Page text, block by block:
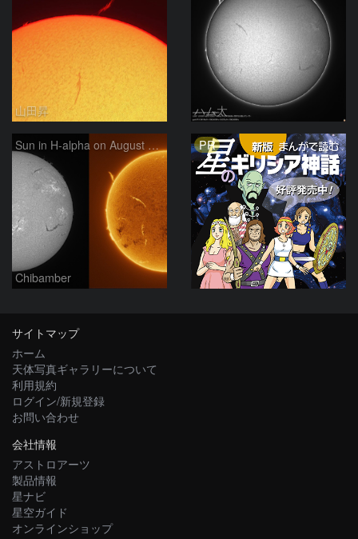
山田昇 ハム太
Sun in H-alpha on August 7, 2026
Chibamber
PR
サイトマップ
ホーム
天体写真ギャラリーについて
利用規約
ログイン/新規登録
お問い合わせ
会社情報
アストロアーツ
製品情報
星ナビ
星空ガイド
オンラインショップ